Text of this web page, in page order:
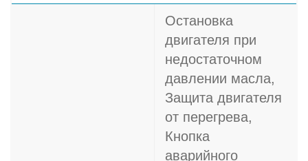
Остановка
двигателя при
недостаточном
давлении масла,
Защита двигателя
от перегрева,
Кнопка
аварийного